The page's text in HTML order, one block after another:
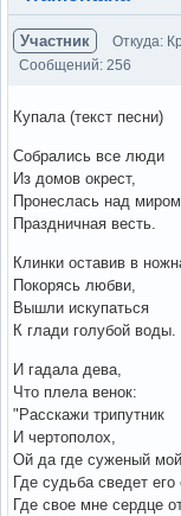
Участник Откуда:
Сообщений: 256
Купала (текст песни)
Собрались все люди
Из домов окрест,
Пронеслась над миром
Праздничная весть.
Клинки оставив в
Покорясь любви,
Вышли искупаться
К глади голубой воды.
И гадала дева,
Что плела венок:
"Расскажи трипутник
И чертополох,
Ой да где суженый
Где судьба сведет
Где свое мне сердце